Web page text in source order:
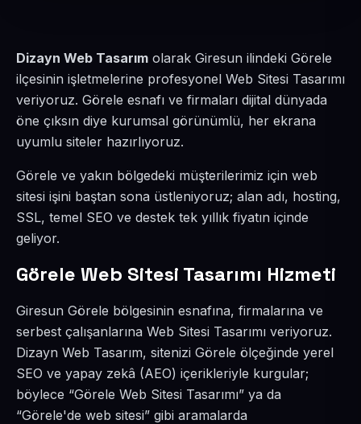
Dizayn Web Tasarım olarak Giresun ilindeki Görele
ilçesinin işletmelerine profesyonel Web Sitesi Tasarımı
veriyoruz. Görele esnafı ve firmaları dijital dünyada
öne çıksın diye kurumsal görünümlü, her ekrana
uyumlu siteler hazırlıyoruz.
Görele ve yakın bölgedeki müşterilerimiz için web
sitesi işini baştan sona üstleniyoruz; alan adı, hosting,
SSL, temel SEO ve destek tek yıllık fiyatın içinde
geliyor.
Görele Web Sitesi Tasarımı Hizmeti
Giresun Görele bölgesinin esnafına, firmalarına ve
serbest çalışanlarına Web Sitesi Tasarımı veriyoruz.
Dizayn Web Tasarım, sitenizi Görele ölçeğinde yerel
SEO ve yapay zekâ (AEO) içerikleriyle kurgular;
böylece “Görele Web Sitesi Tasarımı” ya da
“Görele'de web sitesi” gibi aramalarda